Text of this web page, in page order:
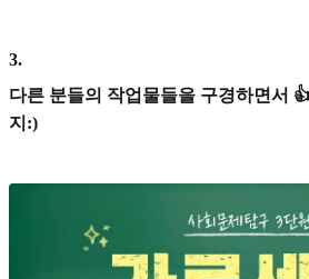
3.
다른 분들의 작업물들을 구경하면서
지:)